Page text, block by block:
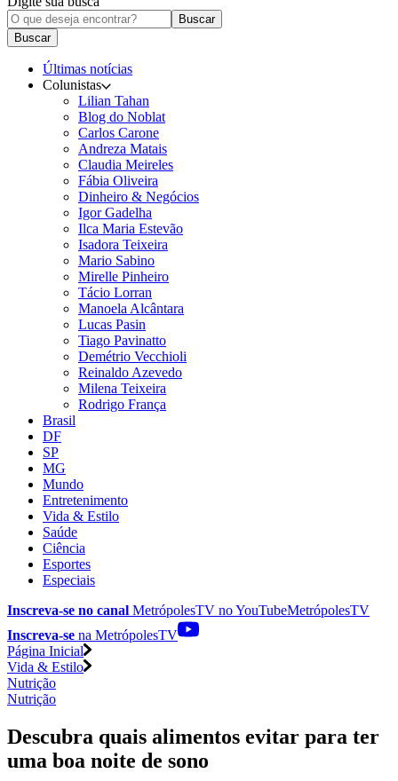
Buscar
Buscar
Últimas notícias
Colunistas
Lilian Tahan
Blog do Noblat
Carlos Carone
Andreza Matais
Claudia Meireles
Fábia Oliveira
Dinheiro & Negócios
Igor Gadelha
Ilca Maria Estevão
Isadora Teixeira
Mario Sabino
Mirelle Pinheiro
Tácio Lorran
Manoela Alcântara
Lucas Pasin
Tiago Pavinatto
Demétrio Vecchioli
Reinaldo Azevedo
Milena Teixeira
Rodrigo França
Brasil
DF
SP
MG
Mundo
Entretenimento
Vida & Estilo
Saúde
Ciência
Esportes
Especiais
Inscreva-se no canal MetrópolesTV noYouTubeMetrópolesTV
Inscreva-se na MetrópolesTV
Página Inicial
Vida & Estilo
Nutrição
Nutrição
Descubra quais alimentos evitar para ter
uma boa noite de sono